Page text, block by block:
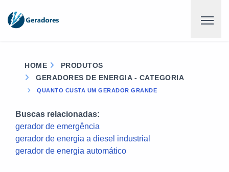
HOME
PRODUTOS
GERADORES DE ENERGIA - CATEGORIA
QUANTO CUSTA UM GERADOR GRANDE
Buscas relacionadas:
gerador de emergência
gerador de energia a diesel industrial
gerador de energia automático